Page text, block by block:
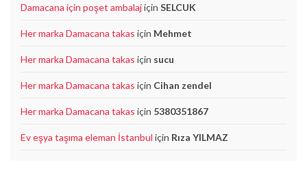
Damacana için poşet ambalajiçin SELCUK
Her marka Damacana takas için Mehmet
Her marka Damacana takas için sucu
Her marka Damacana takas için Cihan zendel
Her marka Damacana takas için 5380351867
Ev eşya taşıma eleman İstanbul için Rıza YILMAZ